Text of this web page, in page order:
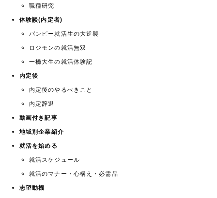
職種研究
体験談(内定者)
パンピー就活生の大逆襲
ロジモンの就活無双
一橋大生の就活体験記
内定後
内定後のやるべきこと
内定辞退
動画付き記事
地域別企業紹介
就活を始める
就活スケジュール
就活のマナー・心構え・必需品
志望動機